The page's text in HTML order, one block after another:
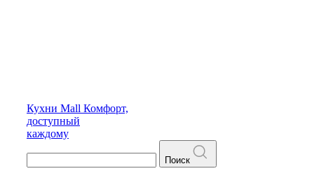
Кухни Mall Комфорт,
доступный
каждому
Поиск